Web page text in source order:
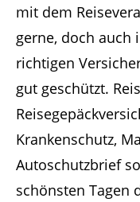
mit dem
gerne, doch
richtigen
gut geschützt.
Krankenschutz,
Autoschutzbrief
schönsten Tagen